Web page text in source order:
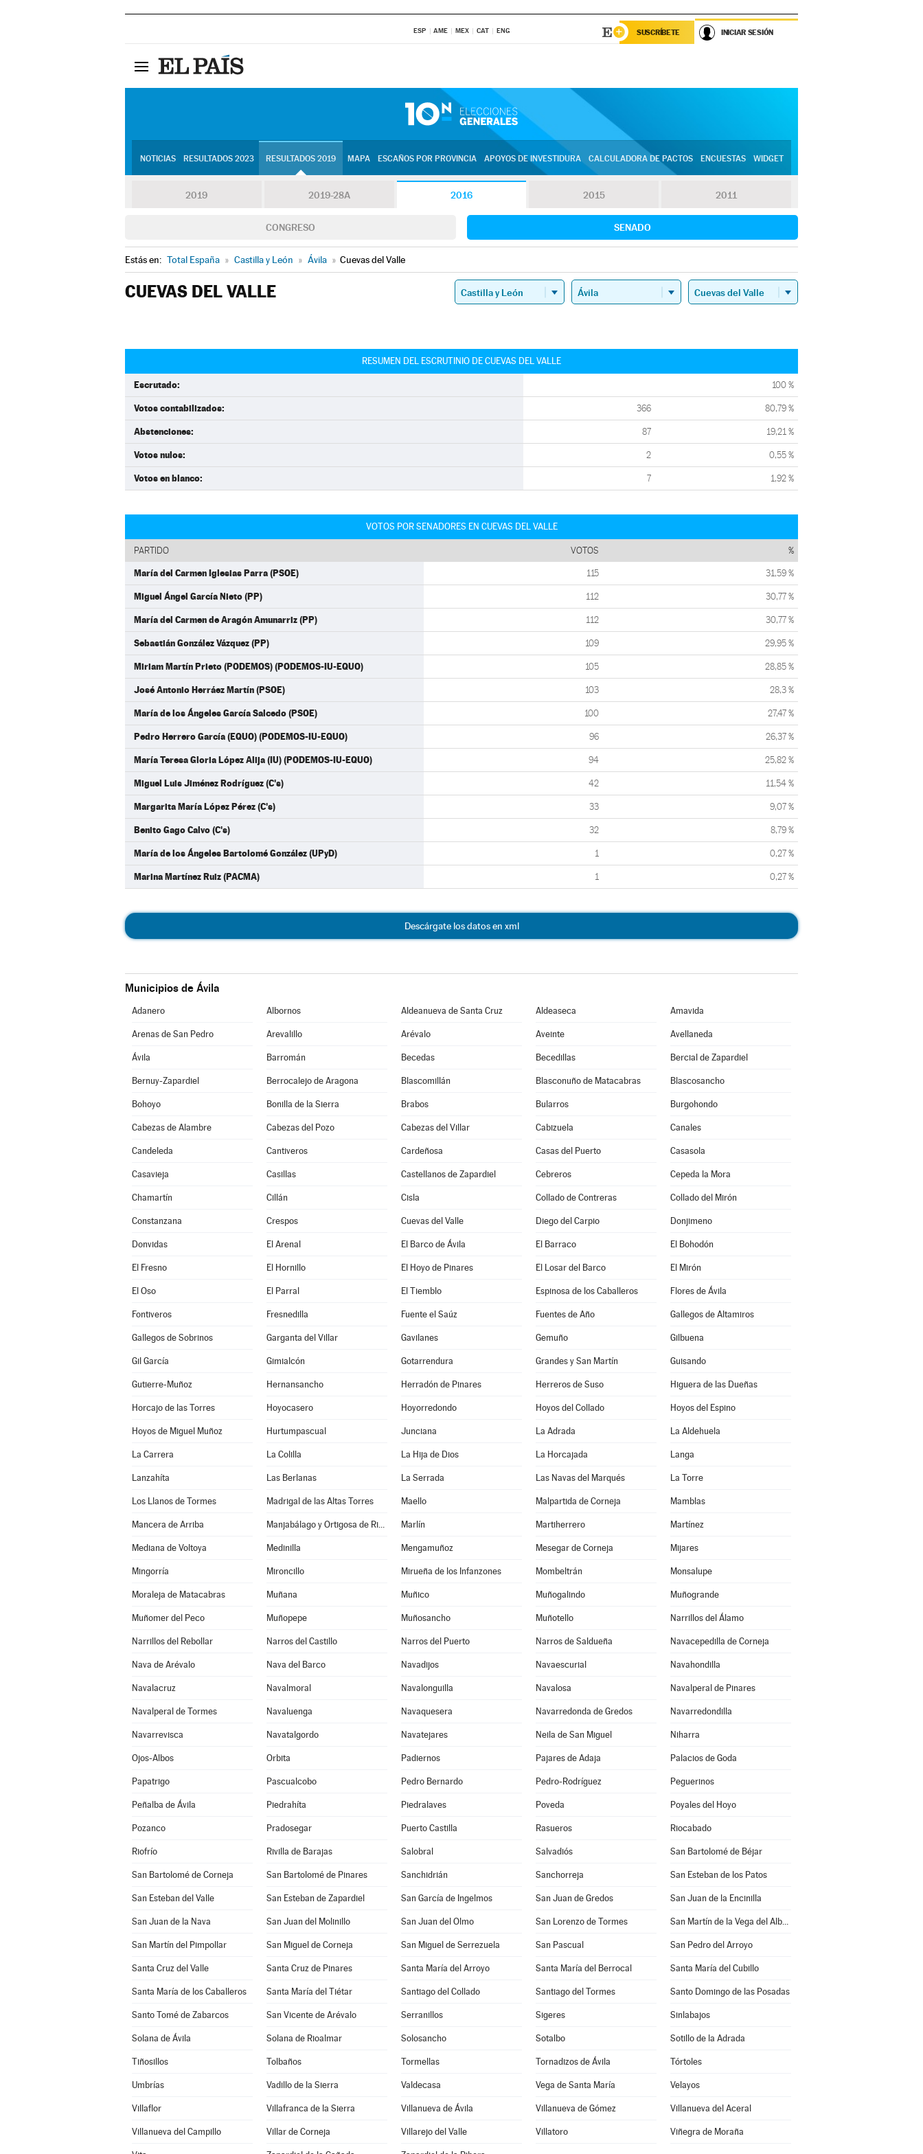
ESP AME MEX CAT ENG SUSCRÍBETE INICIAR SESIÓN
NOTICIAS RESULTADOS 2023 RESULTADOS 2019 MAPA ESCAÑOS POR PROVINCIA APOYOS DE INVESTIDURA CALCULADORA DE PACTOS ENCUESTAS WIDGET
2019 2019-28A 2016 2015 2011
CONGRESO SENADO
Estás en: Total España » Castilla y León » Ávila » Cuevas del Valle
CUEVAS DEL VALLE
RESUMEN DEL ESCRUTINIO DE CUEVAS DEL VALLE
Escrutado: 100 %
Votos contabilizados: 366 80,79 %
Abstenciones: 87 19,21 %
Votos nulos: 2 0,55 %
Votos en blanco: 7 1,92 %
VOTOS POR SENADORES EN CUEVAS DEL VALLE
PARTIDO VOTOS %
María del Carmen Iglesias Parra (PSOE) 115 31,59 %
Miguel Ángel García Nieto (PP) 112 30,77 %
María del Carmen de Aragón Amunarriz (PP) 112 30,77 %
Sebastián González Vázquez (PP) 109 29,95 %
Miriam Martín Prieto (PODEMOS) (PODEMOS-IU-EQUO) 105 28,85 %
José Antonio Herráez Martín (PSOE) 103 28,3 %
María de los Ángeles García Salcedo (PSOE) 100 27,47 %
Pedro Herrero García (EQUO) (PODEMOS-IU-EQUO) 96 26,37 %
María Teresa Gloria López Alija (IU) (PODEMOS-IU-EQUO) 94 25,82 %
Miguel Luis Jiménez Rodríguez (C's) 42 11,54 %
Margarita María López Pérez (C's) 33 9,07 %
Benito Gago Calvo (C's) 32 8,79 %
María de los Ángeles Bartolomé González (UPyD) 1 0,27 %
Marina Martínez Ruiz (PACMA) 1 0,27 %
Descárgate los datos en xml
Municipios de Ávila
Adanero Albornos Aldeanueva de Santa Cruz Aldeaseca Amavida
Arenas de San Pedro Arevalillo Arévalo Aveinte Avellaneda
Ávila Barromán Becedas Becedillas Bercial de Zapardiel
Bernuy-Zapardiel Berrocalejo de Aragona Blascomillán Blasconuño de Matacabras Blascosancho
Bohoyo Bonilla de la Sierra Brabos Bularros Burgohondo
Cabezas de Alambre Cabezas del Pozo Cabezas del Villar Cabizuela Canales
Candeleda Cantiveros Cardeñosa Casas del Puerto Casasola
Casavieja Casillas Castellanos de Zapardiel Cebreros Cepeda la Mora
Chamartín Cillán Cisla Collado de Contreras Collado del Mirón
Constanzana Crespos Cuevas del Valle Diego del Carpio Donjimeno
Donvidas El Arenal El Barco de Ávila El Barraco El Bohodón
El Fresno El Hornillo El Hoyo de Pinares El Losar del Barco El Mirón
El Oso El Parral El Tiemblo Espinosa de los Caballeros Flores de Ávila
Fontiveros Fresnedilla Fuente el Saúz Fuentes de Año Gallegos de Altamiros
Gallegos de Sobrinos Garganta del Villar Gavilanes Gemuño Gilbuena
Gil García Gimialcón Gotarrendura Grandes y San Martín Guisando
Gutierre-Muñoz Hernansancho Herradón de Pinares Herreros de Suso Higuera de las Dueñas
Horcajo de las Torres Hoyocasero Hoyorredondo Hoyos del Collado Hoyos del Espino
Hoyos de Miguel Muñoz Hurtumpascual Junciana La Adrada La Aldehuela
La Carrera La Colilla La Hija de Dios La Horcajada Langa
Lanzahíta Las Berlanas La Serrada Las Navas del Marqués La Torre
Los Llanos de Tormes Madrigal de las Altas Torres Maello Malpartida de Corneja Mamblas
Mancera de Arriba Manjabálago y Ortigosa de Rioalmar Marlín Martiherrero Martínez
Mediana de Voltoya Medinilla Mengamuñoz Mesegar de Corneja Mijares
Mingorría Mironcillo Mirueña de los Infanzones Mombeltrán Monsalupe
Moraleja de Matacabras Muñana Muñico Muñogalindo Muñogrande
Muñomer del Peco Muñopepe Muñosancho Muñotello Narrillos del Álamo
Narrillos del Rebollar Narros del Castillo Narros del Puerto Narros de Saldueña Navacepedilla de Corneja
Nava de Arévalo Nava del Barco Navadijos Navaescurial Navahondilla
Navalacruz Navalmoral Navalonguilla Navalosa Navalperal de Pinares
Navalperal de Tormes Navaluenga Navaquesera Navarredonda de Gredos Navarredondilla
Navarrevisca Navatalgordo Navatejares Neila de San Miguel Niharra
Ojos-Albos Orbita Padiernos Pajares de Adaja Palacios de Goda
Papatrigo Pascualcobo Pedro Bernardo Pedro-Rodríguez Peguerinos
Peñalba de Ávila Piedrahíta Piedralaves Poveda Poyales del Hoyo
Pozanco Pradosegar Puerto Castilla Rasueros Riocabado
Riofrío Rivilla de Barajas Salobral Salvadiós San Bartolomé de Béjar
San Bartolomé de Corneja San Bartolomé de Pinares Sanchidrián Sanchorreja San Esteban de los Patos
San Esteban del Valle San Esteban de Zapardiel San García de Ingelmos San Juan de Gredos San Juan de la Encinilla
San Juan de la Nava San Juan del Molinillo San Juan del Olmo San Lorenzo de Tormes San Martín de la Vega del Alberche
San Martín del Pimpollar San Miguel de Corneja San Miguel de Serrezuela San Pascual San Pedro del Arroyo
Santa Cruz del Valle Santa Cruz de Pinares Santa María del Arroyo Santa María del Berrocal Santa María del Cubillo
Santa María de los Caballeros Santa María del Tiétar Santiago del Collado Santiago del Tormes Santo Domingo de las Posadas
Santo Tomé de Zabarcos San Vicente de Arévalo Serranillos Sigeres Sinlabajos
Solana de Ávila Solana de Rioalmar Solosancho Sotalbo Sotillo de la Adrada
Tiñosillos Tolbaños Tormellas Tornadizos de Ávila Tórtoles
Umbrías Vadillo de la Sierra Valdecasa Vega de Santa María Velayos
Villaflor Villafranca de la Sierra Villanueva de Ávila Villanueva de Gómez Villanueva del Aceral
Villanueva del Campillo Villar de Corneja Villarejo del Valle Villatoro Viñegra de Moraña